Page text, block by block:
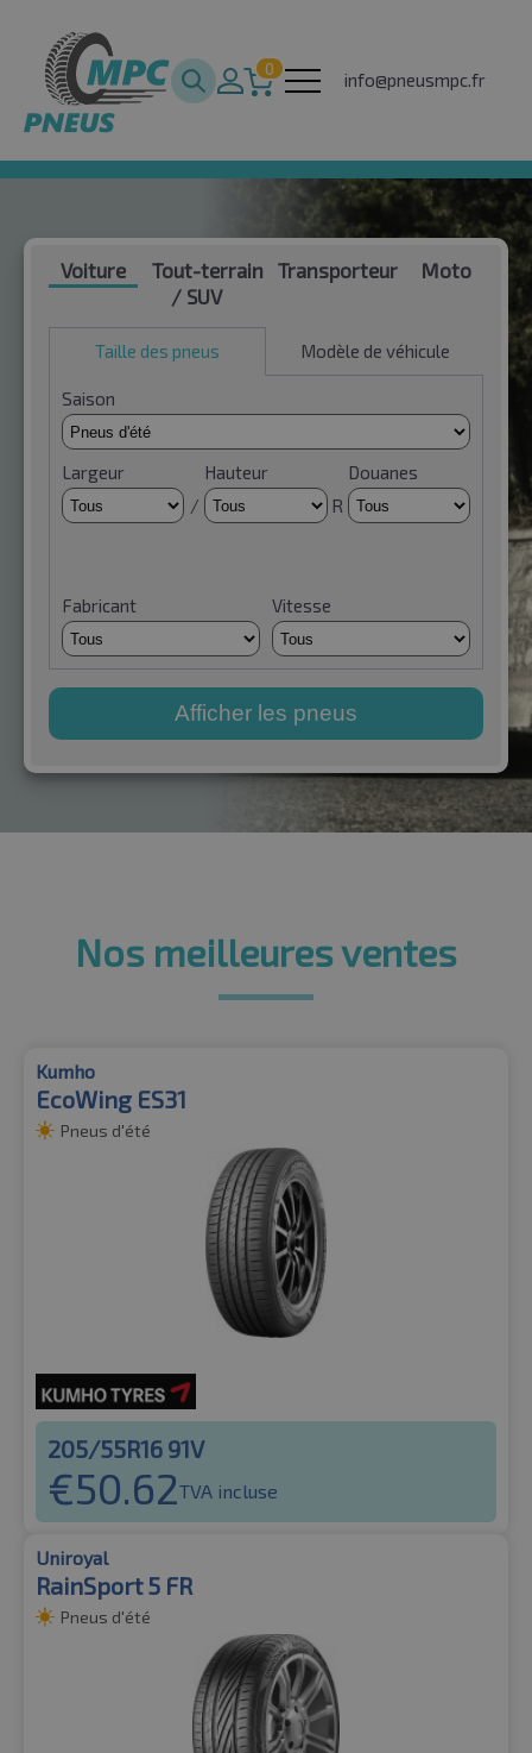
0
info@pneusmpc.fr
Voiture
Tout-terrain
/ SUV
Transporteur Moto
Taille des pneus Modèle de véhicule
Saison
Largeur
/
Hauteur
R
Douanes
Fabricant Vitesse
Afficher les pneus
Nos meilleures ventes
Kumho
EcoWing ES31
Pneus d'été
205/55R16 91V
€50.62TVA incluse
Uniroyal
RainSport 5 FR
Pneus d'été